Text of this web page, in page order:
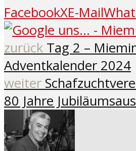
FacebookXE-Mail
zurück Tag 2 –
Adventkalender 2024
weiter
80 Jahre